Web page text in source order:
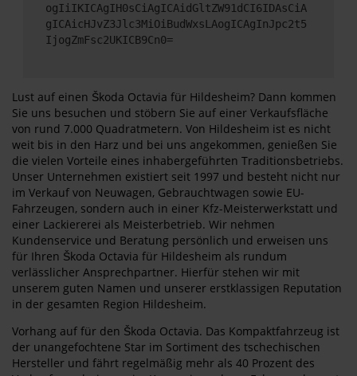
ogIiIKICAgIH0sCiAgICAidGltZW91dCI6IDAsCiA
gICAicHJvZ3Jlc3MiOiBudWxsLAogICAgInJpc2t5
IjogZmFsc2UKICB9Cn0=
Lust auf einen Škoda Octavia für Hildesheim? Dann kommen
Sie uns besuchen und stöbern Sie auf einer Verkaufsfläche
von rund 7.000 Quadratmetern. Von Hildesheim ist es nicht
weit bis in den Harz und bei uns angekommen, genießen Sie
die vielen Vorteile eines inhabergeführten Traditionsbetriebs.
Unser Unternehmen existiert seit 1997 und besteht nicht nur
im Verkauf von Neuwagen, Gebrauchtwagen sowie EU-
Fahrzeugen, sondern auch in einer Kfz-Meisterwerkstatt und
einer Lackiererei als Meisterbetrieb. Wir nehmen
Kundenservice und Beratung persönlich und erweisen uns
für Ihren Škoda Octavia für Hildesheim als rundum
verlässlicher Ansprechpartner. Hierfür stehen wir mit
unserem guten Namen und unserer erstklassigen Reputation
in der gesamten Region Hildesheim.
Vorhang auf für den Škoda Octavia. Das Kompaktfahrzeug ist
der unangefochtene Star im Sortiment des tschechischen
Hersteller und fährt regelmäßig mehr als 40 Prozent des